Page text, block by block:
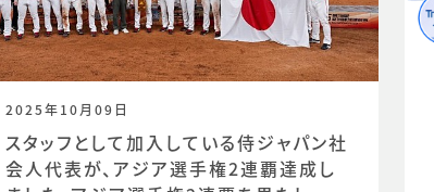
2025年10月09日
スタッフとして加入している侍ジャパン社
会人代表が、アジア選手権2連覇達成し